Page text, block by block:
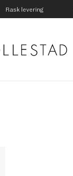
Rask levering